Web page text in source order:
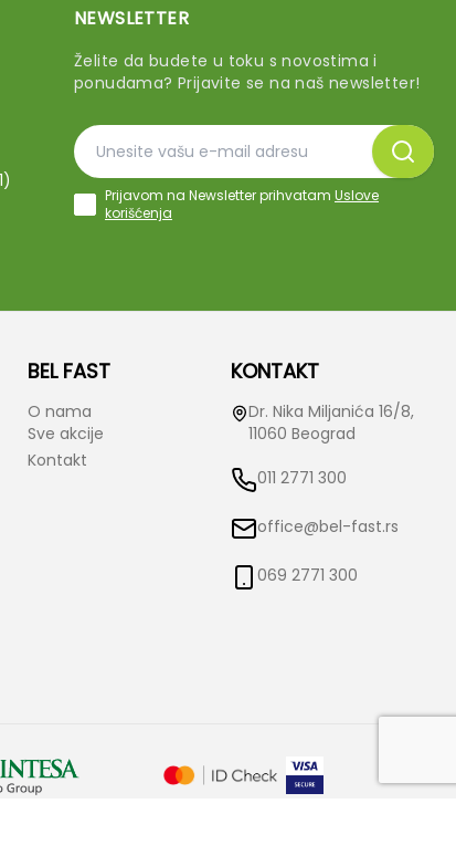
NEWSLETTER
Želite da budete u toku s novostima i
ponudama? Prijavite se na naš newsletter!
Prijavom na Newsletter prihvatam Uslove
korišćenja
BEL FAST
O nama
Sve akcije
Kontakt
KONTAKT
Dr. Nika Miljanića 16/8,
11060 Beograd
011 2771 300
office@bel-fast.rs
069 2771 300